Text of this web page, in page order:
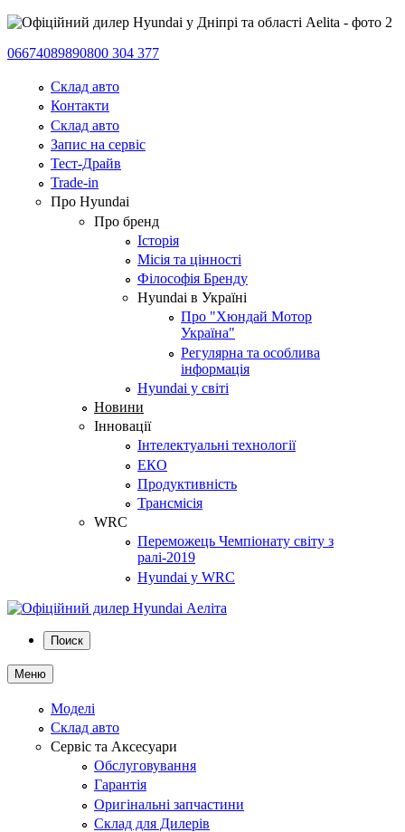
06674089890800 304 377
Склад авто
Контакти
Склад авто
Запис на сервіс
Тест-Драйв
Trade-in
Про Hyundai
Про бренд
Історія
Місія та цінності
Філософія Бренду
Hyundai в Україні
Про "Хюндай Мотор
Україна"
Регулярна та особлива
інформація
Hyundai у світі
Новини
Інновації
Інтелектуальні технології
ЕКО
Продуктивність
Трансмісія
WRC
Переможець Чемпіонату світу з
ралі-2019
Hyundai у WRC
Поиск
Меню
Моделі
Склад авто
Сервіс та Аксесуари
Обслуговування
Гарантія
Оригінальні запчастини
Склад для Дилерів